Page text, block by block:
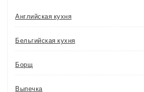
Английская кухня
Бельгийская кухня
Борщ
Выпечка